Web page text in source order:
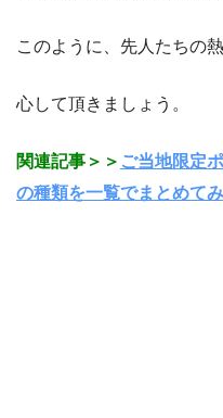
このように、先人たちの
心して頂きましょう。
関連記事＞＞ ご当地限定
の種類を一覧でまとめて